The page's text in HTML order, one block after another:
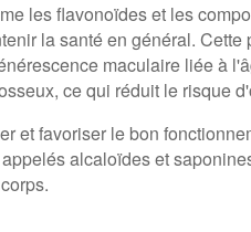
les flavonoïdes et les
la santé en général.
maculaire liée à
ce qui réduit le risque
et favoriser le bon
alcaloïdes et